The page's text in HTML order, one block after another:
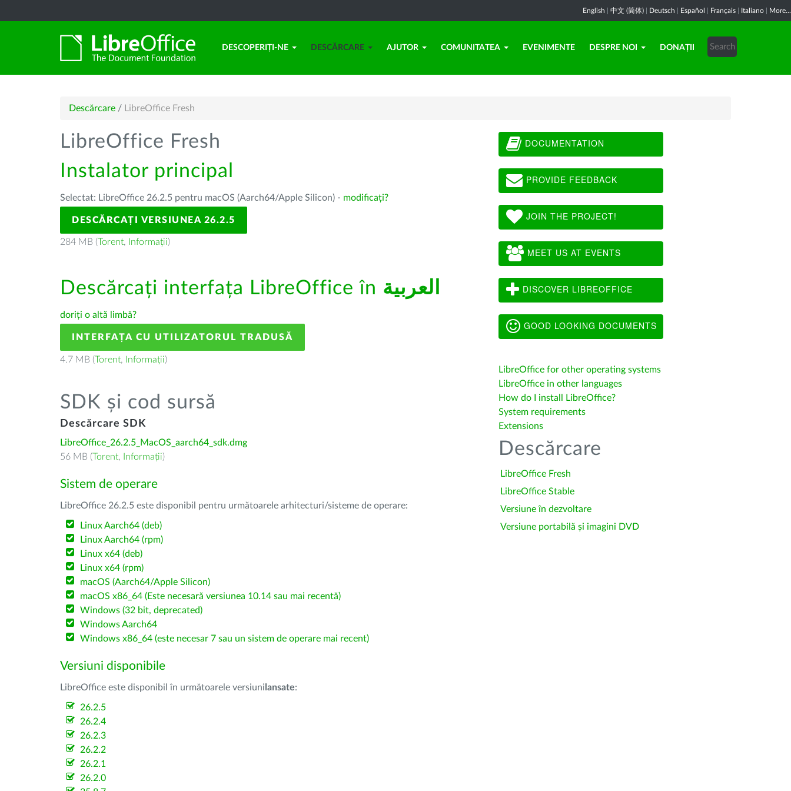
English 中文 (简体) Deutsch Español Français Italiano More...
DESCOPERIȚI-NE DESCĂRCARE AJUTOR COMUNITATEA EVENIMENTE DESPRE NOI DONAȚII
Descărcare / LibreOffice Fresh
LibreOffice Fresh
Instalator principal
Selectat: LibreOffice 26.2.5 pentru macOS (Aarch64/Apple Silicon) - modificați?
DESCĂRCAȚI VERSIUNEA 26.2.5
284 MB (Torent, Informații)
Descărcați interfața LibreOffice în العربية
doriți o altă limbă?
INTERFAȚA CU UTILIZATORUL TRADUSĂ
4.7 MB (Torent, Informații)
SDK și cod sursă
Descărcare SDK
LibreOffice_26.2.5_MacOS_aarch64_sdk.dmg
56 MB (Torent, Informații)
Sistem de operare
LibreOffice 26.2.5 este disponibil pentru următoarele arhitecturi/sisteme de operare:
Linux Aarch64 (deb)
Linux Aarch64 (rpm)
Linux x64 (deb)
Linux x64 (rpm)
macOS (Aarch64/Apple Silicon)
macOS x86_64 (Este necesară versiunea 10.14 sau mai recentă)
Windows (32 bit, deprecated)
Windows Aarch64
Windows x86_64 (este necesar 7 sau un sistem de operare mai recent)
Versiuni disponibile
LibreOffice este disponibil în următoarele versiuni lansate:
26.2.5
26.2.4
26.2.3
26.2.2
26.2.1
26.2.0
DOCUMENTATION
PROVIDE FEEDBACK
JOIN THE PROJECT!
MEET US AT EVENTS
DISCOVER LIBREOFFICE
GOOD LOOKING DOCUMENTS
LibreOffice for other operating systems
LibreOffice in other languages
How do I install LibreOffice?
System requirements
Extensions
Descărcare
LibreOffice Fresh
LibreOffice Stable
Versiune în dezvoltare
Versiune portabilă și imagini DVD